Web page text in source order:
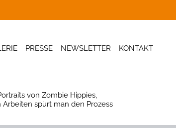
PRESSE NEWSLETTER KONTAKT
von Zombie Hippies,
spürt man den Prozess